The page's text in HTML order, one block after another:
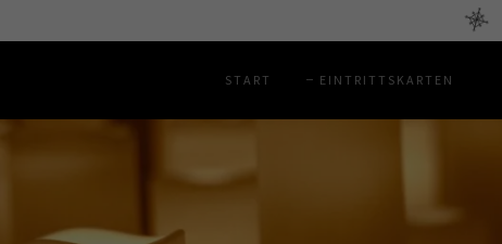
START EINTRITTSKARTEN